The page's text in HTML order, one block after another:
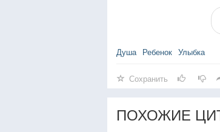
Душа Ребенок Улыбка
Сохранить
ПОХОЖИЕ